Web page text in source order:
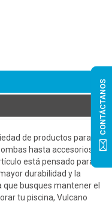
de productos para
hasta accesorios
está pensado para
durabilidad y la
busques mantener el
tu piscina, Vulcano
CONTÁCTANOS